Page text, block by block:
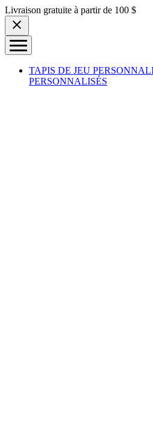
Skip to content
Livraison gratuite à partir de 100 $
TAPIS DE JEU
PERSONNALISÉS